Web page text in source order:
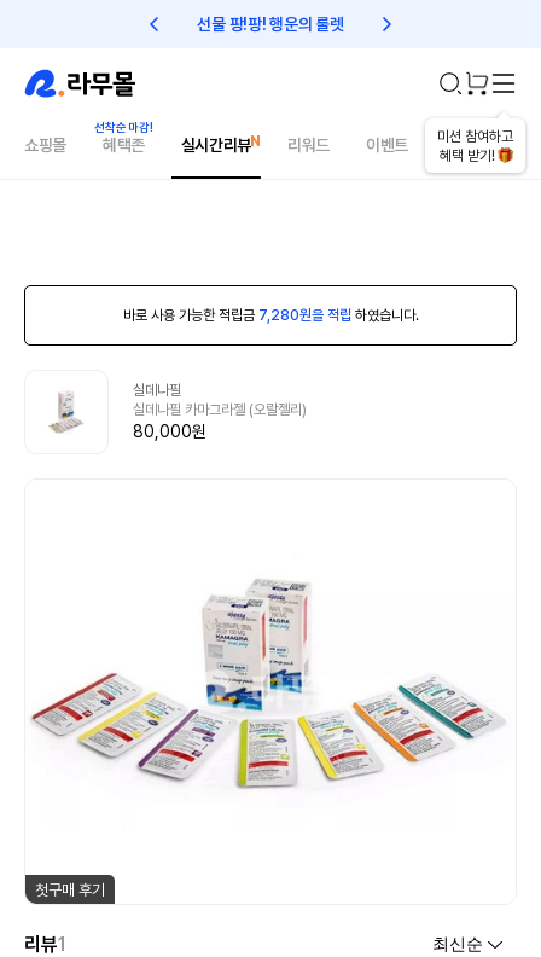
선물 팡!팡! 행운의 룰렛 친구초대 1만원 리워드!
미션 참여하고
혜택 받기!
쇼핑몰 혜택존 실시간리뷰 리워드 이벤트 건강매거진
바로 사용 가능한 적립금 7,280원을 적립 하였습니다.
실데나필
실데나필 카마그라젤 (오랄젤리)
80,000원
첫구매 후기
리뷰1